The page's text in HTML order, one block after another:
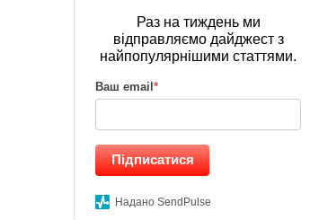
Раз на тиждень ми
відправляємо дайджест з
найпопулярнішими статтями.
Ваш email *
Підписатися
Надано SendPulse